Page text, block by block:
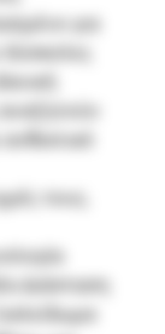
για
τους.
Διάσταση